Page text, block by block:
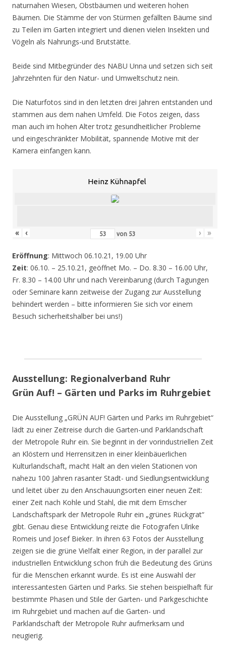
naturnahen Wiesen, Obstbäumen und weiteren hohen
Bäumen. Die Stämme der von Stürmen gefällten Bäume sind
zu Teilen im Garten integriert und dienen vielen Insekten und
Vögeln als Nahrungs-und Brutstätte.
Beide sind Mitbegründer des NABU Unna und setzen sich seit
Jahrzehnten für den Natur- und Umweltschutz nein.
Die Naturfotos sind in den letzten drei Jahren entstanden und
stammen aus dem nahen Umfeld. Die Fotos zeigen, dass
man auch im hohen Alter trotz gesundheitlicher Probleme
und eingeschränkter Mobilität, spannende Motive mit der
Kamera einfangen kann.
Heinz Kühnapfel
« ‹ von 53 › »
Eröffnung: Mittwoch 06.10.21, 19.00 Uhr
Zeit: 06.10. – 25.10.21, geöffnet Mo. – Do. 8.30 – 16.00 Uhr,
Fr. 8.30 – 14.00 Uhr und nach Vereinbarung (durch Tagungen
oder Seminare kann zeitweise der Zugang zur Ausstellung
behindert werden – bitte informieren Sie sich vor einem
Besuch sicherheitshalber bei uns!)
Ausstellung: Regionalverband Ruhr
Grün Auf! – Gärten und Parks im Ruhrgebiet
Die Ausstellung „GRÜN AUF! Gärten und Parks im Ruhrgebiet“
lädt zu einer Zeitreise durch die Garten-und Parklandschaft
der Metropole Ruhr ein. Sie beginnt in der vorindustriellen Zeit
an Klöstern und Herrensitzen in einer kleinbäuerlichen
Kulturlandschaft, macht Halt an den vielen Stationen von
nahezu 100 Jahren rasanter Stadt- und Siedlungsentwicklung
und leitet über zu den Anschauungsorten einer neuen Zeit:
einer Zeit nach Kohle und Stahl, die mit dem Emscher
Landschaftspark der Metropole Ruhr ein „grünes Rückgrat“
gibt. Genau diese Entwicklung reizte die Fotografen Ulrike
Romeis und Josef Bieker. In ihren 63 Fotos der Ausstellung
zeigen sie die grüne Vielfalt einer Region, in der parallel zur
industriellen Entwicklung schon früh die Bedeutung des Grüns
für die Menschen erkannt wurde. Es ist eine Auswahl der
interessantesten Gärten und Parks. Sie stehen beispielhaft für
bestimmte Phasen und Stile der Garten- und Parkgeschichte
im Ruhrgebiet und machen auf die Garten- und
Parklandschaft der Metropole Ruhr aufmerksam und
neugierig.